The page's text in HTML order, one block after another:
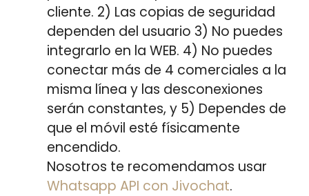
cliente. 2) Las copias de seguridad
dependen del usuario 3) No puedes
integrarlo en la WEB. 4) No puedes
conectar más de 4 comerciales a la
misma línea y las desconexiones
serán constantes, y 5) Dependes de
que el móvil esté físicamente
encendido.
Nosotros te recomendamos usar
Whatsapp API con Jivochat.